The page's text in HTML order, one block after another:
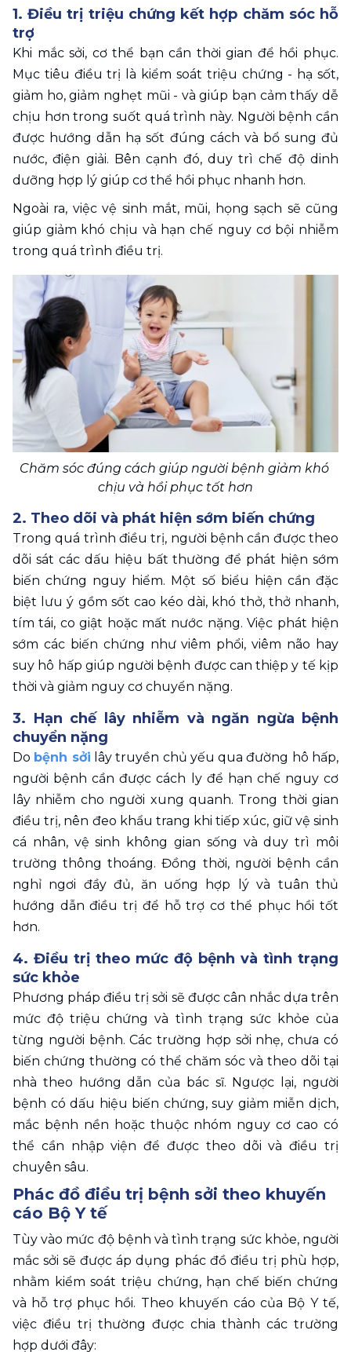
1. Điều trị triệu chứng kết hợp chăm sóc hỗ
trợ
Khi mắc sởi, cơ thể bạn cần thời gian để hồi phục.
Mục tiêu điều trị là kiểm soát triệu chứng - hạ sốt,
giảm ho, giảm nghẹt mũi - và giúp bạn cảm thấy dễ
chịu hơn trong suốt quá trình này. Người bệnh cần
được hướng dẫn hạ sốt đúng cách và bổ sung đủ
nước, điện giải. Bên cạnh đó, duy trì chế độ dinh
dưỡng hợp lý giúp cơ thể hồi phục nhanh hơn.
Ngoài ra, việc vệ sinh mắt, mũi, họng sạch sẽ cũng
giúp giảm khó chịu và hạn chế nguy cơ bội nhiễm
trong quá trình điều trị.
Chăm sóc đúng cách giúp người bệnh giảm khó
chịu và hồi phục tốt hơn
2. Theo dõi và phát hiện sớm biến chứng
Trong quá trình điều trị, người bệnh cần được theo
dõi sát các dấu hiệu bất thường để phát hiện sớm
biến chứng nguy hiểm. Một số biểu hiện cần đặc
biệt lưu ý gồm sốt cao kéo dài, khó thở, thở nhanh,
tím tái, co giật hoặc mất nước nặng. Việc phát hiện
sớm các biến chứng như viêm phổi, viêm não hay
suy hô hấp giúp người bệnh được can thiệp y tế kịp
thời và giảm nguy cơ chuyển nặng.
3. Hạn chế lây nhiễm và ngăn ngừa bệnh
chuyển nặng
Do bệnh sởi lây truyền chủ yếu qua đường hô hấp,
người bệnh cần được cách ly để hạn chế nguy cơ
lây nhiễm cho người xung quanh. Trong thời gian
điều trị, nên đeo khẩu trang khi tiếp xúc, giữ vệ sinh
cá nhân, vệ sinh không gian sống và duy trì môi
trường thông thoáng. Đồng thời, người bệnh cần
nghỉ ngơi đầy đủ, ăn uống hợp lý và tuân thủ
hướng dẫn điều trị để hỗ trợ cơ thể phục hồi tốt
hơn.
4. Điều trị theo mức độ bệnh và tình trạng
sức khỏe
Phương pháp điều trị sởi sẽ được cân nhắc dựa trên
mức độ triệu chứng và tình trạng sức khỏe của
từng người bệnh. Các trường hợp sởi nhẹ, chưa có
biến chứng thường có thể chăm sóc và theo dõi tại
nhà theo hướng dẫn của bác sĩ. Ngược lại, người
bệnh có dấu hiệu biến chứng, suy giảm miễn dịch,
mắc bệnh nền hoặc thuộc nhóm nguy cơ cao có
thể cần nhập viện để được theo dõi và điều trị
chuyên sâu.
Phác đồ điều trị bệnh sởi theo khuyến
cáo Bộ Y tế
Tùy vào mức độ bệnh và tình trạng sức khỏe, người
mắc sởi sẽ được áp dụng phác đồ điều trị phù hợp,
nhằm kiểm soát triệu chứng, hạn chế biến chứng
và hỗ trợ phục hồi. Theo khuyến cáo của Bộ Y tế,
việc điều trị thường được chia thành các trường
hợp dưới đây: